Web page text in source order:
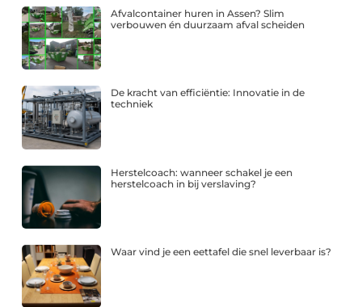
Afvalcontainer huren in Assen? Slim
verbouwen én duurzaam afval scheiden
De kracht van efficiëntie: Innovatie in de
techniek
Herstelcoach: wanneer schakel je een
herstelcoach in bij verslaving?
Waar vind je een eettafel die snel leverbaar is?